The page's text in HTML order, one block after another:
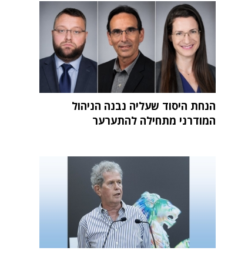
הנחת היסוד שעליה נבנה הניהול
המודרני מתחילה להתערער